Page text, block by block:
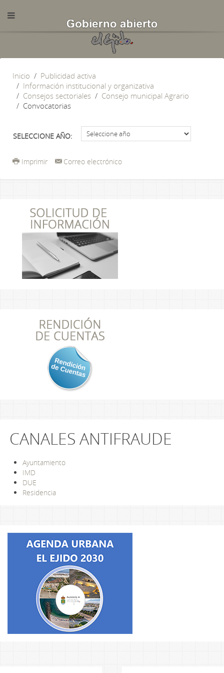
Inicio
Publicidad activa
Información institucional y organizativa
Consejos sectoriales
Consejo municipal Agrario
Convocatorias
SELECCIONE AÑO:
Imprimir Correo electrónico
CANALES ANTIFRAUDE
Ayuntamiento
IMD
DUE
Residencia